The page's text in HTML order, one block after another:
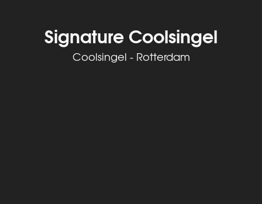
Signature Coolsingel
Coolsingel - Rotterdam